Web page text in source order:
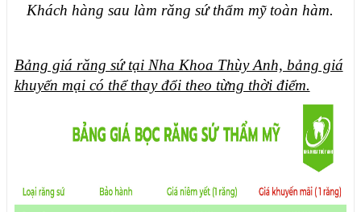
Khách hàng sau làm răng sứ thẩm mỹ toàn hàm.
Bảng giá răng sứ tại Nha Khoa Thùy Anh, bảng giá
khuyến mại có thể thay đổi theo từng thời điểm.